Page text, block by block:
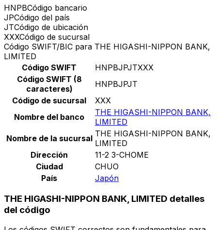
HNPBCódigo bancario
JPCódigo del país
JTCódigo de ubicación
XXXCódigo de sucursal
Código SWIFT/BIC para THE HIGASHI-NIPPON BANK,
LIMITED
Código SWIFT
HNPBJPJTXXX
Código SWIFT (8
caracteres)
HNPBJPJT
Código de sucursal
XXX
Nombre del banco
THE HIGASHI-NIPPON BANK,
LIMITED
Nombre de la sucursal THE HIGASHI-NIPPON BANK,
LIMITED
Dirección
11-2 3-CHOME
Ciudad
CHUO
País
Japón
THE HIGASHI-NIPPON BANK, LIMITED detalles
del código